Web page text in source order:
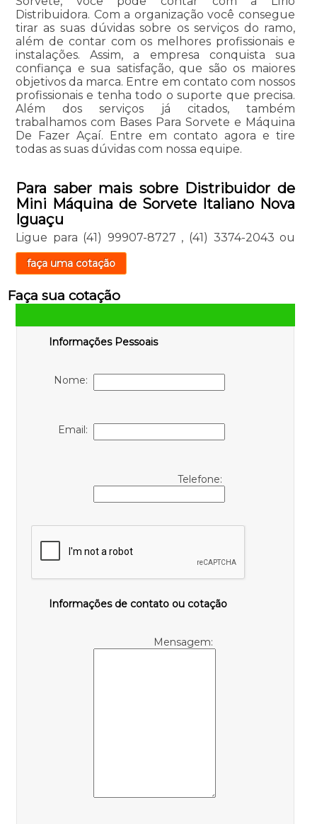
Distribuidora. Com a organização você consegue
tirar as suas dúvidas sobre os serviços do ramo,
além de contar com os melhores profissionais e
instalações. Assim, a empresa conquista sua
confiança e sua satisfação, que são os maiores
objetivos da marca. Entre em contato com nossos
profissionais e tenha todo o suporte que precisa.
Além dos serviços já citados, também
trabalhamos com Bases Para Sorvete e Máquina
De Fazer Açaí. Entre em contato agora e tire
todas as suas dúvidas com nossa equipe.
Para saber mais sobre Distribuidor de
Mini Máquina de Sorvete Italiano Nova
Iguaçu
Ligue para (41) 99907-8727 , (41) 3374-2043 ou
faça uma cotação
Faça sua cotação
Informações Pessoais
Nome:
Email:
Telefone:
Informações de contato ou cotação
Mensagem: